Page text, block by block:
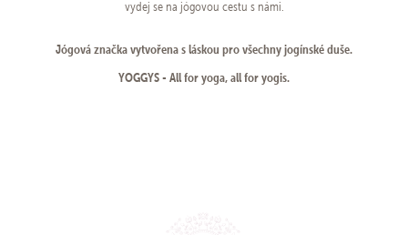
vydej se na jógovou cestu s námi.
Jógová značka vytvořena s láskou pro všechny jogínské duše.
YOGGYS - All for yoga, all for yogis.